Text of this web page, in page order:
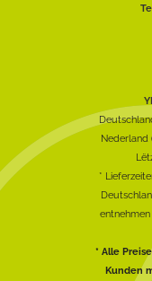
Nederland
*
* Alle
Kunden